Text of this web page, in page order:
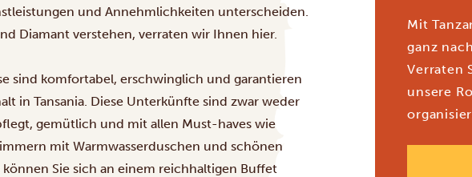
und Annehmlichkeiten unterscheiden.
Diamant verstehen, verraten wir Ihnen hier.
sind komfortabel, erschwinglich und garantieren
in Tansania. Diese Unterkünfte sind zwar weder
gemütlich und mit allen Must-haves wie
mit Warmwasserduschen und schönen
können Sie sich an einem reichhaltigen Buffet
Mit
ganz
Verraten
unsere